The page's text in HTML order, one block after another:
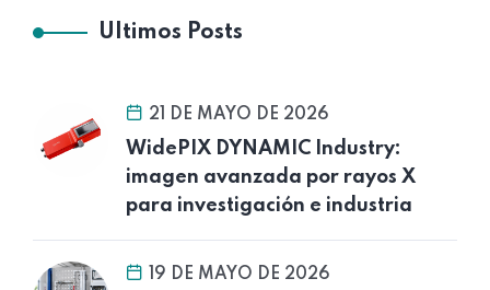
Ultimos Posts
21 DE MAYO DE 2026
WidePIX DYNAMIC Industry:
imagen avanzada por rayos X
para investigación e industria
19 DE MAYO DE 2026